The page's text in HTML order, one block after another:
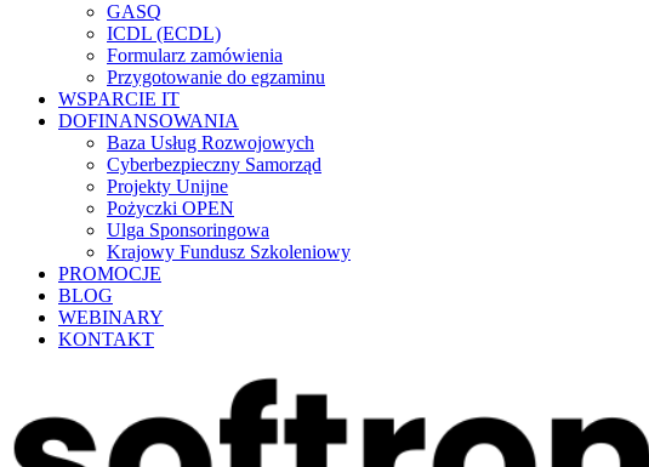
GASQ
ICDL (ECDL)
Formularz zamówienia
Przygotowanie do egzaminu
WSPARCIE IT
DOFINANSOWANIA
Baza Usług Rozwojowych
Cyberbezpieczny Samorząd
Projekty Unijne
Pożyczki OPEN
Ulga Sponsoringowa
Krajowy Fundusz Szkoleniowy
PROMOCJE
BLOG
WEBINARY
KONTAKT